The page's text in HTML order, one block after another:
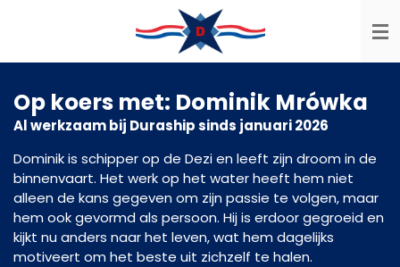
hoofdinhoud
Op koers met: Dominik Mrówka
Al werkzaam bij Duraship sinds januari 2026
Dominik is schipper op de Dezi en leeft zijn droom in de
binnenvaart. Het werk op het water heeft hem niet
alleen de kans gegeven om zijn passie te volgen, maar
hem ook gevormd als persoon. Hij is erdoor gegroeid en
kijkt nu anders naar het leven, wat hem dagelijks
motiveert om het beste uit zichzelf te halen.